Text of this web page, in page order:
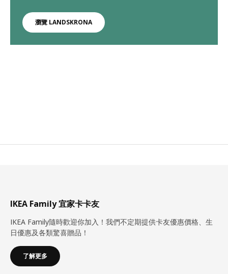
瀏覽 LANDSKRONA
IKEA Family 宜家卡卡友
IKEA Family隨時歡迎你加入！我們不定期提供卡友優惠價格、生
日優惠及各類驚喜贈品！
了解更多